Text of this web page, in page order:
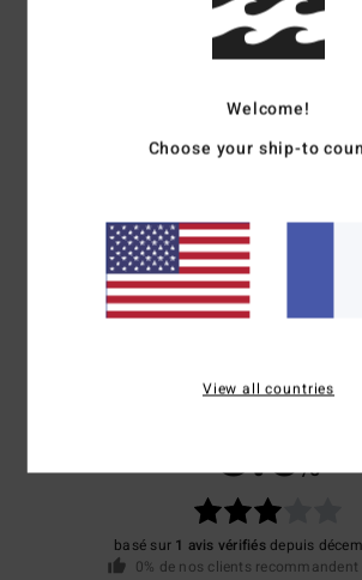
[Matière principale] 70%
Livraison & Retours
Avis clients
Note moyenne
3.0/5
basé sur 1 avis vérifiésdepuis
0% de nos clients
Welcome!
Choose your ship-to
View all countries